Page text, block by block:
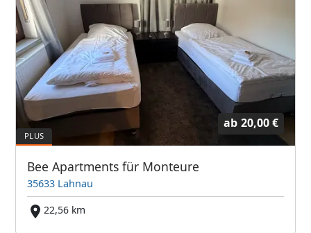
ab 20,00 €
Bee Apartments für Monteure
35633 Lahnau
22,56 km